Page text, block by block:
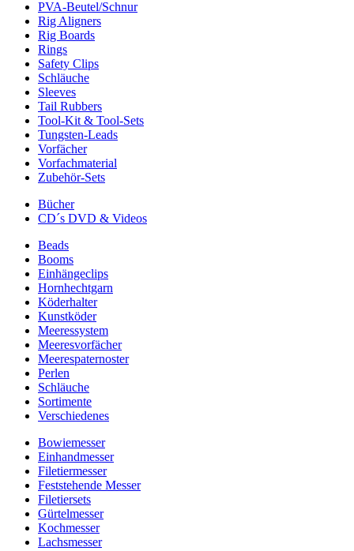
PVA-Beutel/Schnur
Rig Aligners
Rig Boards
Rings
Safety Clips
Schläuche
Sleeves
Tail Rubbers
Tool-Kit & Tool-Sets
Tungsten-Leads
Vorfächer
Vorfachmaterial
Zubehör-Sets
Bücher
CD´s DVD & Videos
Beads
Booms
Einhängeclips
Hornhechtgarn
Köderhalter
Kunstköder
Meeressystem
Meeresvorfächer
Meerespaternoster
Perlen
Schläuche
Sortimente
Verschiedenes
Bowiemesser
Einhandmesser
Filetiermesser
Feststehende Messer
Filetiersets
Gürtelmesser
Kochmesser
Lachsmesser